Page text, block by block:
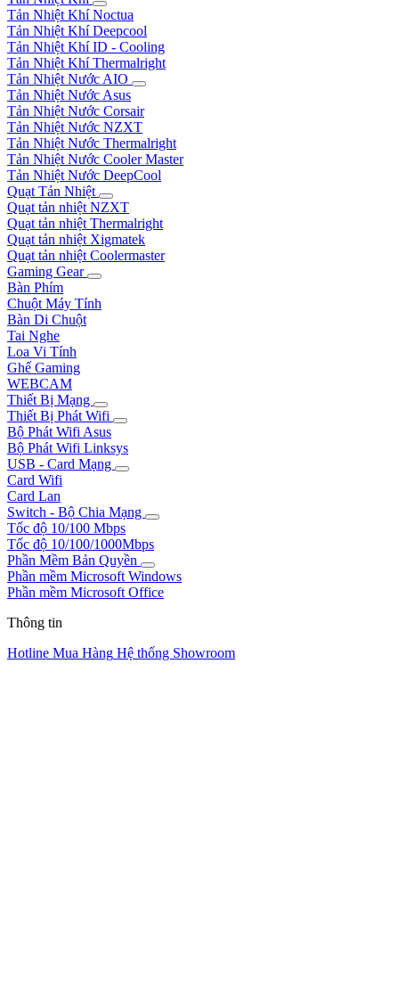
Tản Nhiệt Khí Noctua
Tản Nhiệt Khí Deepcool
Tản Nhiệt Khí ID - Cooling
Tản Nhiệt Khí Thermalright
Tản Nhiệt Nước AIO
Tản Nhiệt Nước Asus
Tản Nhiệt Nước Corsair
Tản Nhiệt Nước NZXT
Tản Nhiệt Nước Thermalright
Tản Nhiệt Nước Cooler Master
Tản Nhiệt Nước DeepCool
Quạt Tản Nhiệt
Quạt tản nhiệt NZXT
Quạt tản nhiệt Thermalright
Quạt tản nhiệt Xigmatek
Quạt tản nhiệt Coolermaster
Gaming Gear
Bàn Phím
Chuột Máy Tính
Bàn Di Chuột
Tai Nghe
Loa Vi Tính
Ghế Gaming
WEBCAM
Thiết Bị Mạng
Thiết Bị Phát Wifi
Bộ Phát Wifi Asus
Bộ Phát Wifi Linksys
USB - Card Mạng
Card Wifi
Card Lan
Switch - Bộ Chia Mạng
Tốc độ 10/100 Mbps
Tốc độ 10/100/1000Mbps
Phần Mềm Bản Quyền
Phần mềm Microsoft Windows
Phần mềm Microsoft Office
Thông tin
Hotline Mua Hàng Hệ thống Showroom